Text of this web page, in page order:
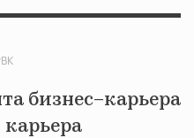
бизнес–карьера